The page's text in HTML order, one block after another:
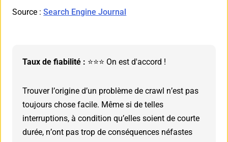
Source :Search Engine Journal
Taux de fiabilité : ⭐⭐⭐ On est d'accord !
Trouver l’origine d’un problème de crawl n’est pas
toujours chose facile. Même si de telles
interruptions, à condition qu’elles soient de courte
durée, n’ont pas trop de conséquences néfastes